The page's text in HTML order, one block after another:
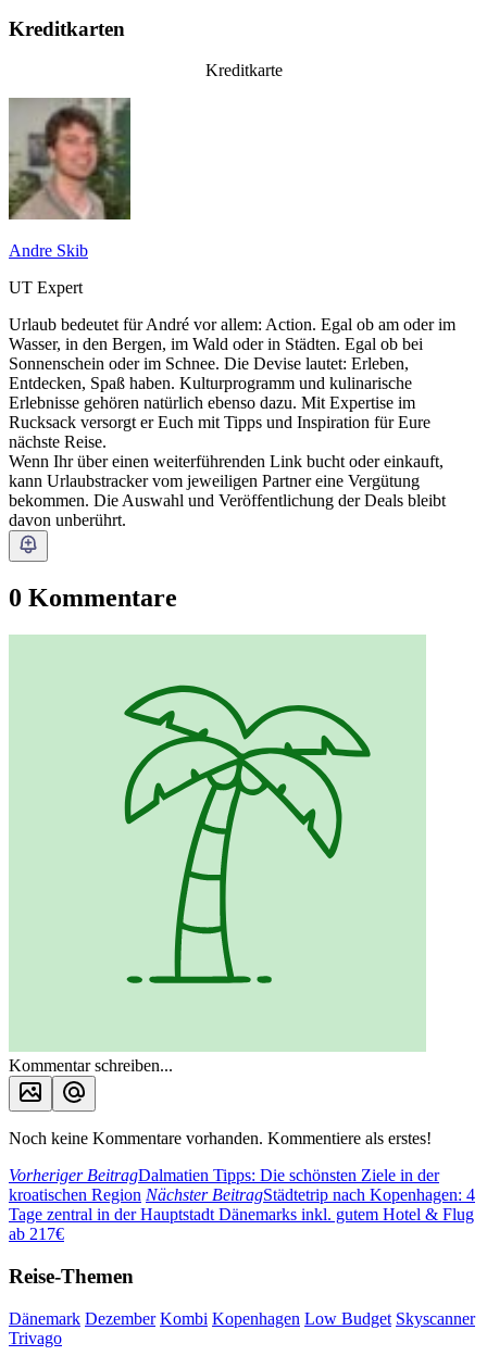
Kreditkarten
Kreditkarte
Andre Skib
UT Expert
Urlaub bedeutet für André vor allem: Action. Egal ob am oder im
Wasser, in den Bergen, im Wald oder in Städten. Egal ob bei
Sonnenschein oder im Schnee. Die Devise lautet: Erleben,
Entdecken, Spaß haben. Kulturprogramm und kulinarische
Erlebnisse gehören natürlich ebenso dazu. Mit Expertise im
Rucksack versorgt er Euch mit Tipps und Inspiration für Eure
nächste Reise.
Wenn Ihr über einen weiterführenden Link bucht oder einkauft,
kann Urlaubstracker vom jeweiligen Partner eine Vergütung
bekommen. Die Auswahl und Veröffentlichung der Deals bleibt
davon unberührt.
0 Kommentare
Kommentar schreiben...
Noch keine Kommentare vorhanden. Kommentiere als erstes!
Vorheriger BeitragDalmatien Tipps: Die schönsten Ziele in der
kroatischen Region Nächster BeitragStädtetrip nach Kopenhagen: 4
Tage zentral in der Hauptstadt Dänemarks inkl. gutem Hotel & Flug
ab 217€
Reise-Themen
Dänemark Dezember Kombi Kopenhagen Low Budget Skyscanner
Trivago